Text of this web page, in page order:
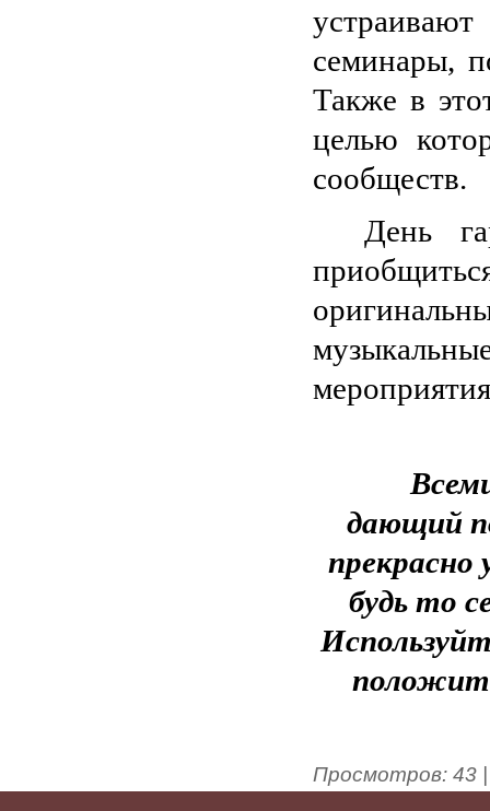
семинары,
Также в
целью
сообществ.
День
дающий
прекрасно
будь то
Просмотров: 43